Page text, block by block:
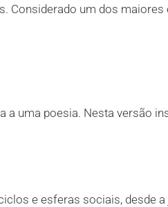
Considerado um dos
a uma poesia. Nesta versão
e esferas sociais, desde